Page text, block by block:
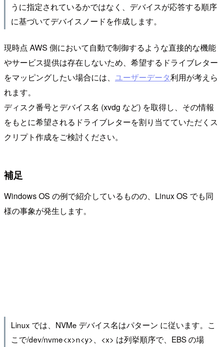
うに指定されているかではなく、デバイスが応答する順序
に基づいてデバイスノードを作成します。
現時点 AWS 側において自動で制御するような直接的な機能
やサービス提供は存在しないため、希望するドライブレター
をマッピングしたい場合には、 ユーザーデータ利用が考えら
れます。
ディスク番号とデバイス名 (xvdg など) を取得し、その情報
をもとに希望されるドライブレターを割り当てていただくス
クリプト作成をご検討ください。
補足
Windows OS の例で紹介しているものの、Linux OS でも同
様の事象が発生します。
Linux では、NVMe デバイス名はパターン に従います。こ
こで/dev/nvme<x>n<y>、<x> は列挙順序で、EBS の場